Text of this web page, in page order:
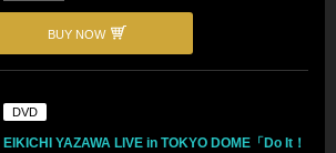
BUY NOW
DVD
EIKICHI YAZAWA LIVE in TOKYO DOME「Do It！